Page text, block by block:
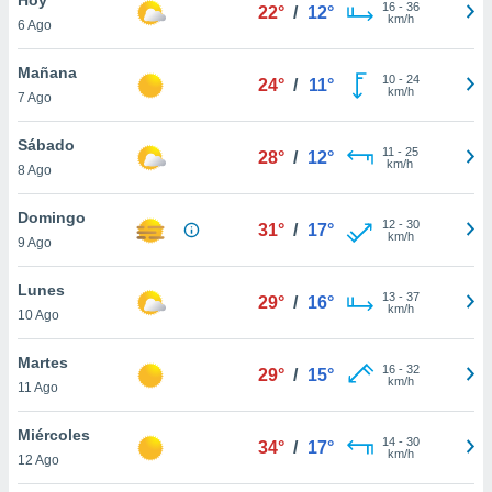
en
más
nuestra
de
cookies
aceptar
6 Ago
22° / 12° 16- 36
km/h
Mañana
7 Ago
24° / 11° 10- 24
km/h
Sábado
8 Ago
28° / 12° 11 - 25
km/h
Domingo
9 Ago
31° / 17° 12- 30
km/h
Lunes
10 Ago
29° / 16° 13- 37
km/h
Martes
11 Ago
29° / 15° 16- 32
km/h
Miércoles
12 Ago
34° / 17° 14- 30
km/h